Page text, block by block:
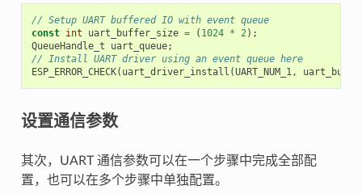
// Setup UART buffered IO with event queue
const int uart_buffer_size = ( 1024 * 2);
QueueHandle_t
uart_queue;
// Install UART driver using an event queue here
ESP_ERROR_CHECK( uart_driver_install (UART_NUM_1,
设置通信参数
其次，UART 通信参数可以在一个步骤中完成全部配
置，也可以在多个步骤中单独配置。